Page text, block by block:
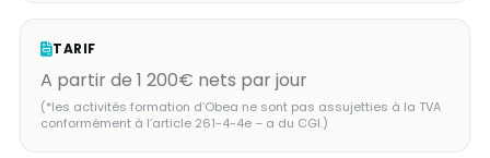
TARIF
A partir de 1 200€ nets par jour
(*les activités formation d’Obea ne sont pas assujetties à la TVA
conformément à l’article 261-4-4e – a du CGI.)